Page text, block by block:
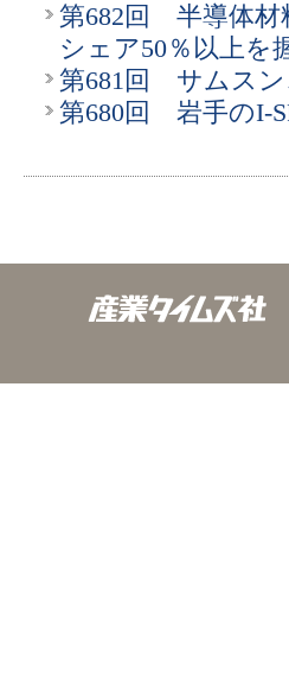
第682回 半導体材
シェア50％以上を
第681回 サムスン
第680回 岩手のI-